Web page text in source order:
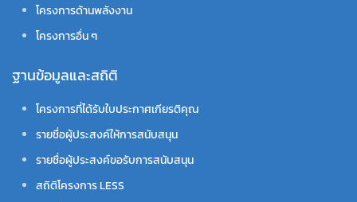
โครงการด้านพลังงาน
โครงการอื่น ๆ
ฐานข้อมูลและสถิติ
โครงการที่ได้รับใบประกาศเกียรติคุณ
รายชื่อผู้ประสงค์ให้การสนับสนุน
รายชื่อผู้ประสงค์ขอรับการสนับสนุน
สถิติโครงการ LESS